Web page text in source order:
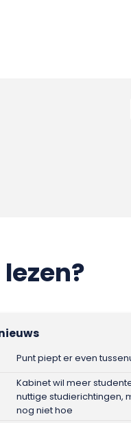
Punt piept er even
Kabinet wil meer
nuttige studierichtingen,
nog niet hoe